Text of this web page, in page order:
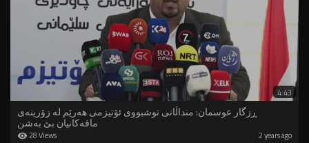
4:43
ڕزگار عوسمان: منداڵانى توشبووى ئۆتیزمى هەرێم لە زۆرینەى
مافەکانیان بێ بەشن
28 Views 2 years ago